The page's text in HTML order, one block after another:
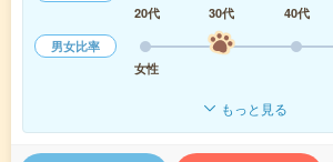
20代
30代 40代
男女比率
女性
もっと見る